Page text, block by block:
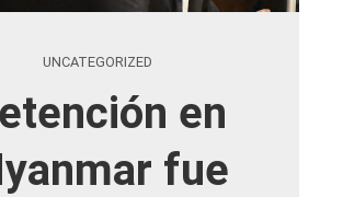
UNCATEGORIZED
en
fue